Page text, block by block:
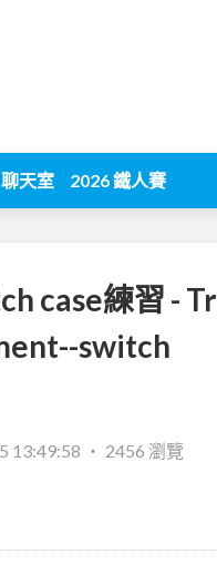
聊天室 2026 鐵人賽
case練習 -
switch
13:49:58 ‧ 2456 瀏覽